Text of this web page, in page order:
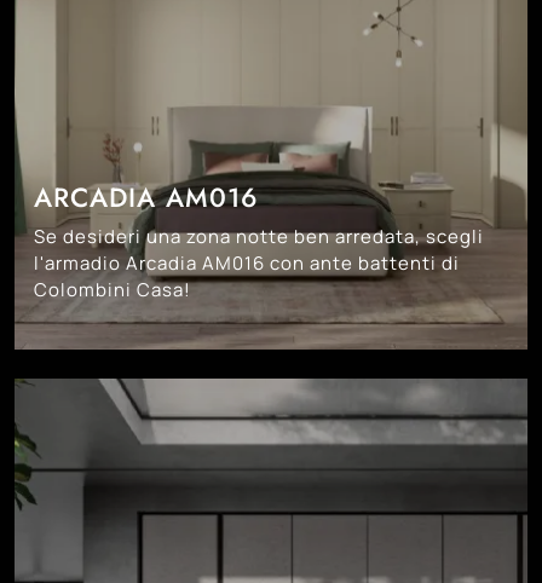
ARCADIA AM016
Se desideri una zona notte ben arredata, scegli
l'armadio Arcadia AM016 con ante battenti di
Colombini Casa!